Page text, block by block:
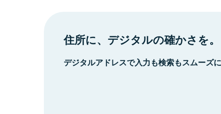
住所に、デジタルの確かさを。
デジタルアドレスで入力も検索もスムーズ